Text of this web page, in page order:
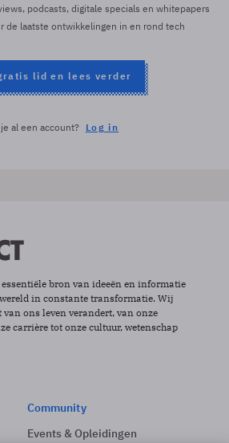
podcasts, digitale specials en whitepapers
de laatste ontwikkelingen in en rond tech
lid en lees verder
al een account? Log in
bron van ideeën en informatie
in constante transformatie. Wij
ons leven verandert, van onze
carrière tot onze cultuur, wetenschap
Community
Events & Opleidingen